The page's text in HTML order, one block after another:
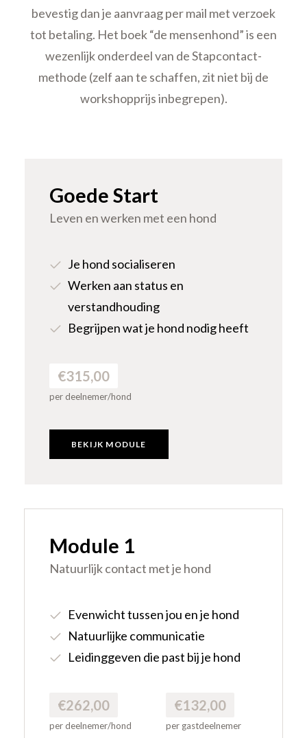
bevestig dan je aanvraag per mail met verzoek
tot betaling. Het boek “de mensenhond” is een
wezenlijk onderdeel van de Stapcontact-
methode (zelf aan te schaffen, zit niet bij de
workshopprijs inbegrepen).
Goede Start
Leven en werken met een hond
Je hond socialiseren
Werken aan status en
verstandhouding
Begrijpen wat je hond nodig heeft
€315,00
per deelnemer/hond
BEKIJK MODULE
Module 1
Natuurlijk contact met je hond
Evenwicht tussen jou en je hond
Natuurlijke communicatie
Leidinggeven die past bij je hond
€262,00
per deelnemer/hond
€132,00
per gastdeelnemer